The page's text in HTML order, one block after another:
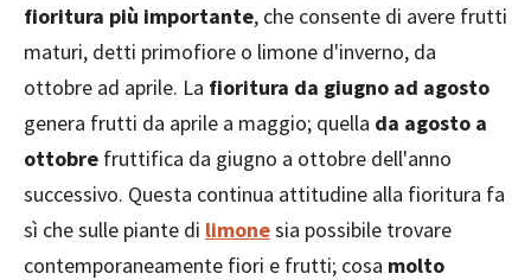
fioritura più importante, che consente di avere frutti
maturi, detti primofiore o limone d'inverno, da
ottobre ad aprile. La fioritura da giugno ad agosto
genera frutti da aprile a maggio; quella da agosto a
ottobre fruttifica da giugno a ottobre dell'anno
successivo. Questa continua attitudine alla fioritura fa
sì che sulle piante di limonesia possibile trovare
contemporaneamente fiori e frutti; cosa molto